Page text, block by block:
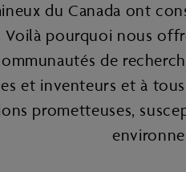
du Canada ont
Voilà pourquoi nous
de
et inventeurs et à
prometteuses,